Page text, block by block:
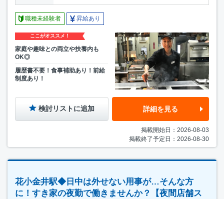
職種未経験者 昇給あり
ここがオススメ！
家庭や趣味との両立や扶養内も
OK◎
履歴書不要！食事補助あり！前給
制度あり！
検討リストに追加 詳細を見る
掲載開始日：2026-08-03
掲載終了予定日：2026-08-30
花小金井駅◆日中は外せない用事が…そんな方
に！すき家の夜勤で働きませんか？【夜間店舗ス